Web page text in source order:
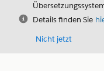
Schließen
Details finden Sie
Nicht jetzt